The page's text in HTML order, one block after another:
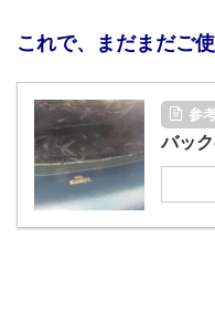
これで、まだまだご
参
バッ